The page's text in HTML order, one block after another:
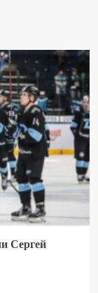
Сергей